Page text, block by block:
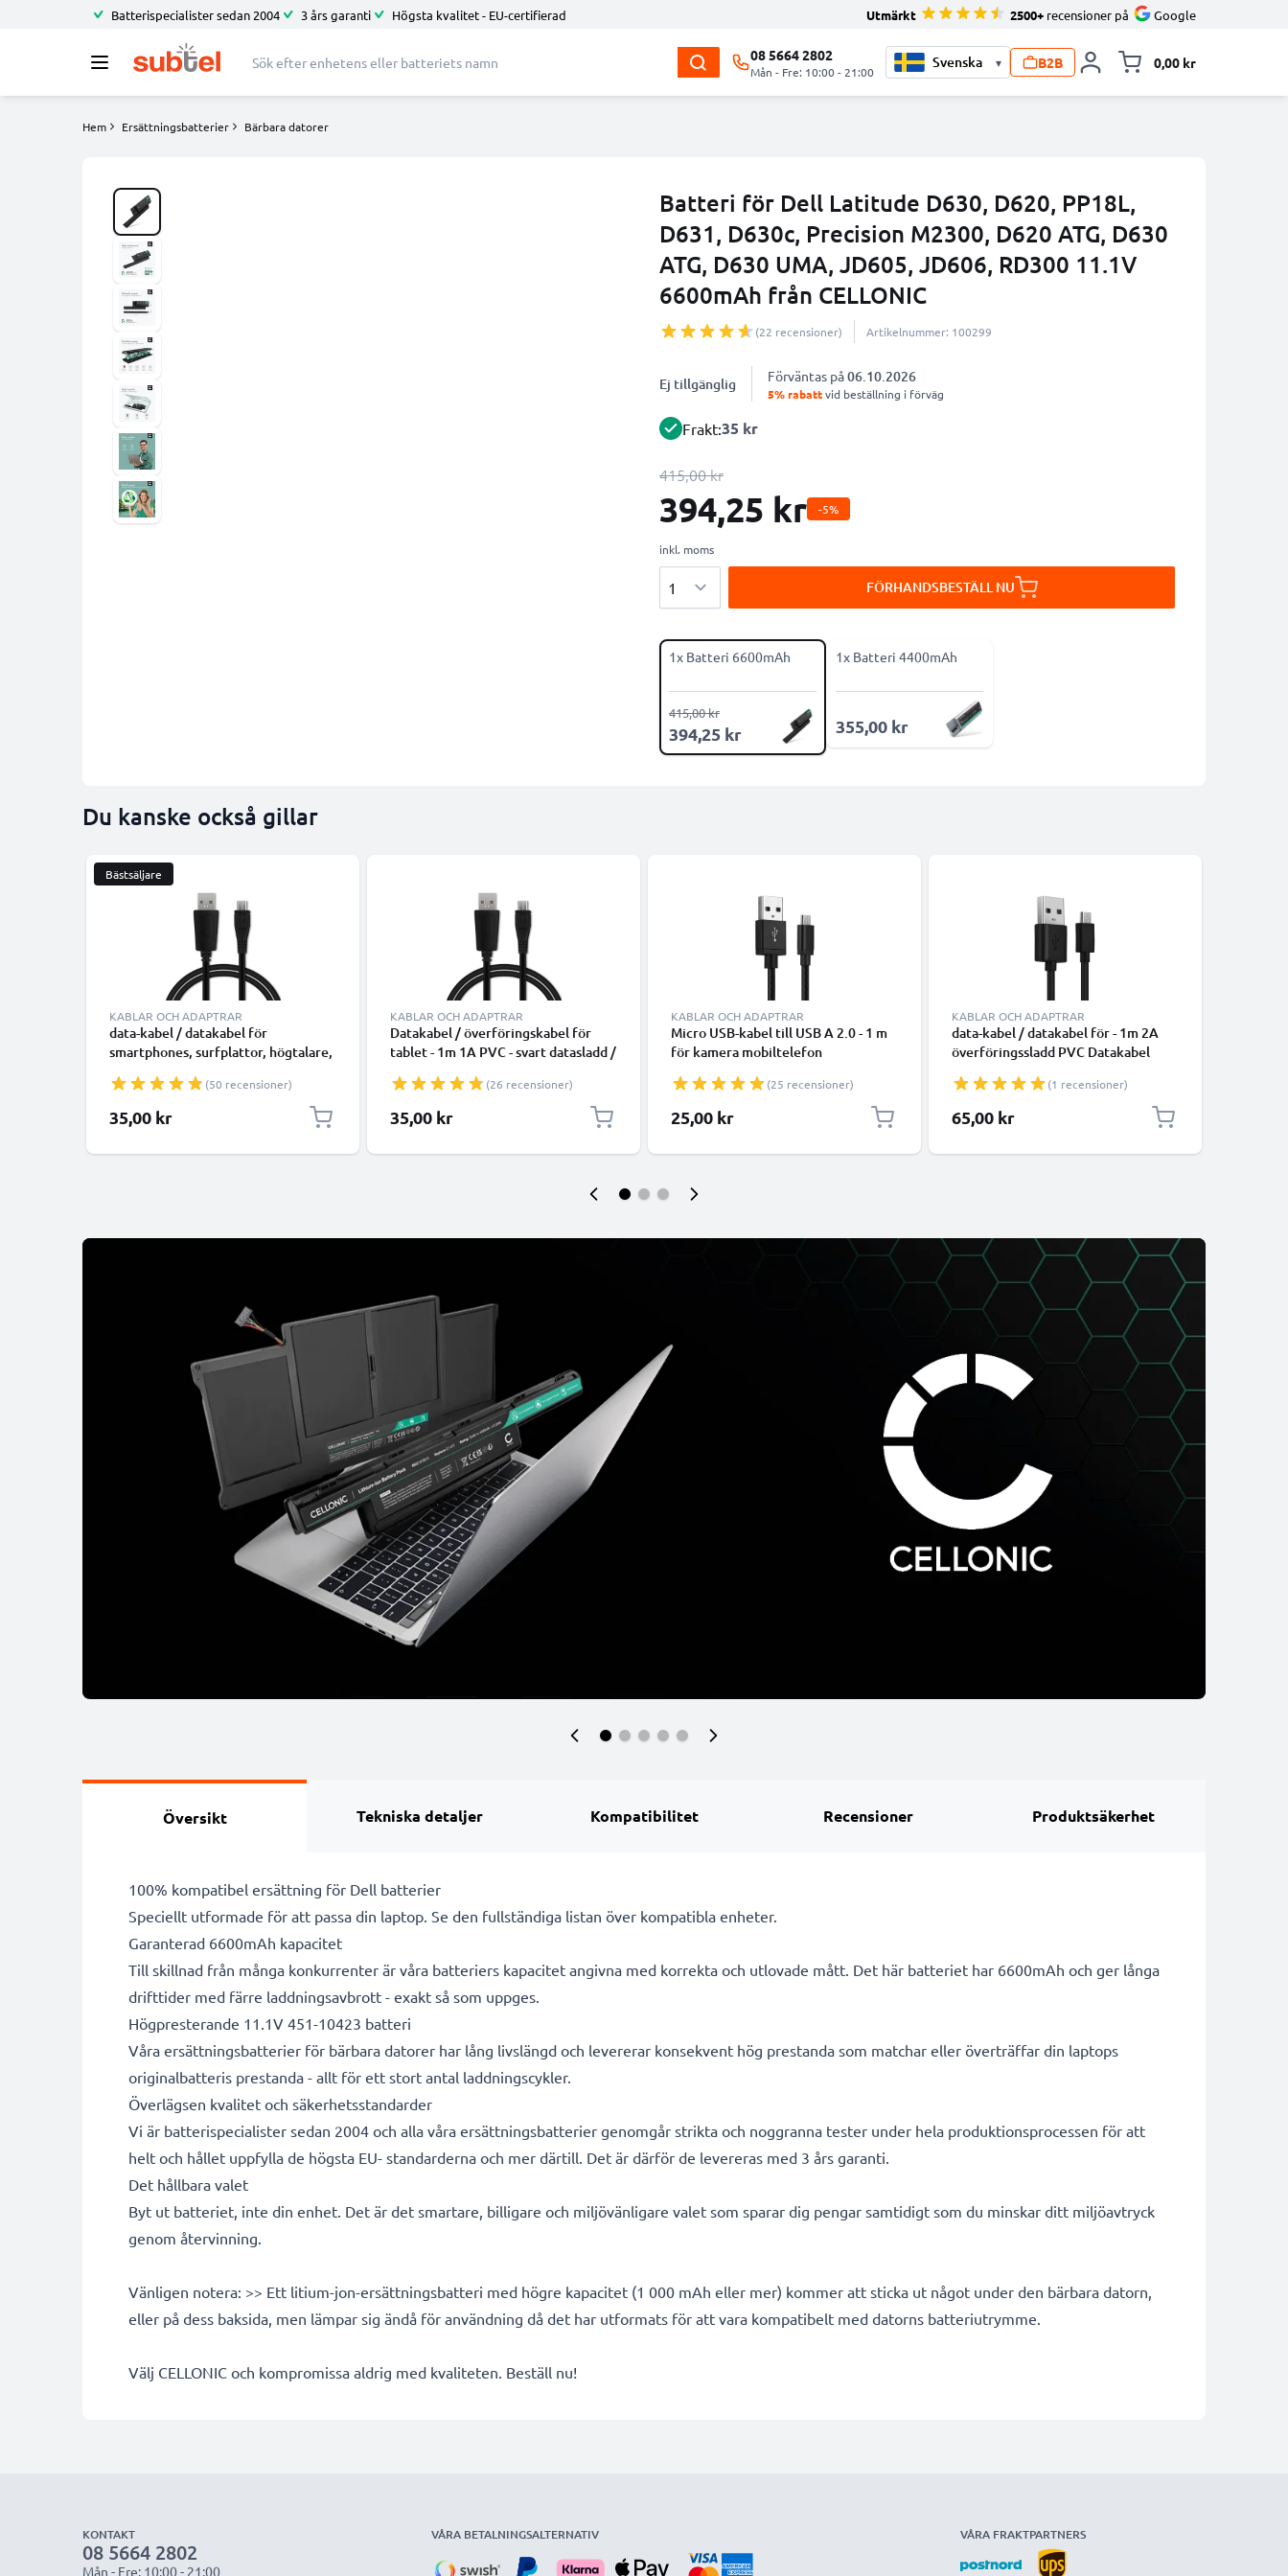
Batterispecialister sedan 2004 3 års garanti Högsta kvalitet - EU-certifierad Utmärkt 2500+ recensioner på Google
08 5664 2802
Mån - Fre: 10:00 - 21:00
▾ B2B 0,00 kr
Hem Ersättningsbatterier Bärbara datorer
Batteri för Dell Latitude D630, D620, PP18L,
D631, D630c, Precision M2300, D620 ATG, D630
ATG, D630 UMA, JD605, JD606, RD300 11.1V
6600mAh från CELLONIC
(22 recensioner) Artikelnummer: 100299
Ej tillgänglig Förväntas på06.10.2026
5% rabattvid beställning i förväg
Frakt:35 kr
415,00 kr
394,25 kr -5%
inkl. moms
FÖRHANDSBESTÄLL NU
1x Batteri 6600mAh
394,25 kr
415,00 kr
1x Batteri 4400mAh
355,00 kr
Du kanske också gillar
Bästsäljare
KABLAR OCH ADAPTRAR
data-kabel / datakabel för
smartphones, surfplattor, högtalare,
hörlurar - 1m 1A överföringssladd
PVC Datakabel svart
(50 recensioner)
35,00 kr
KABLAR OCH ADAPTRAR
Datakabel / överföringskabel för
tablet - 1m 1A PVC - svart datasladd /
(26 recensioner)
35,00 kr
KABLAR OCH ADAPTRAR
Micro USB-kabel till USB A 2.0 - 1 m
för kamera mobiltelefon
surfplatta Laddningskabel 2A svart
Nylon
(25 recensioner)
25,00 kr
KABLAR OCH ADAPTRAR
data-kabel / datakabel för - 1m 2A
överföringssladd PVC Datakabel
(1 recensioner)
65,00 kr
Översikt Tekniska detaljer Kompatibilitet Recensioner Produktsäkerhet
100% kompatibel ersättning för Dell batterier
Speciellt utformade för att passa din laptop. Se den fullständiga listan över kompatibla enheter.
Garanterad 6600mAh kapacitet
Till skillnad från många konkurrenter är våra batteriers kapacitet angivna med korrekta och utlovade mått. Det här batteriet har 6600mAh och ger långa
drifttider med färre laddningsavbrott - exakt så som uppges.
Högpresterande 11.1V 451-10423 batteri
Våra ersättningsbatterier för bärbara datorer har lång livslängd och levererar konsekvent hög prestanda som matchar eller överträffar din laptops
originalbatteris prestanda - allt för ett stort antal laddningscykler.
Överlägsen kvalitet och säkerhetsstandarder
Vi är batterispecialister sedan 2004 och alla våra ersättningsbatterier genomgår strikta och noggranna tester under hela produktionsprocessen för att
helt och hållet uppfylla de högsta EU- standarderna och mer därtill. Det är därför de levereras med 3 års garanti.
Det hållbara valet
Byt ut batteriet, inte din enhet. Det är det smartare, billigare och miljövänligare valet som sparar dig pengar samtidigt som du minskar ditt miljöavtryck
genom återvinning.
Vänligen notera: >> Ett litium-jon-ersättningsbatteri med högre kapacitet (1 000 mAh eller mer) kommer att sticka ut något under den bärbara datorn,
eller på dess baksida, men lämpar sig ändå för användning då det har utformats för att vara kompatibelt med datorns batteriutrymme.
Välj CELLONIC och kompromissa aldrig med kvaliteten. Beställ nu!
KONTAKT
08 5664 2802
Mån - Fre: 10:00 - 21:00
VÅRA BETALNINGSALTERNATIV VÅRA FRAKTPARTNERS